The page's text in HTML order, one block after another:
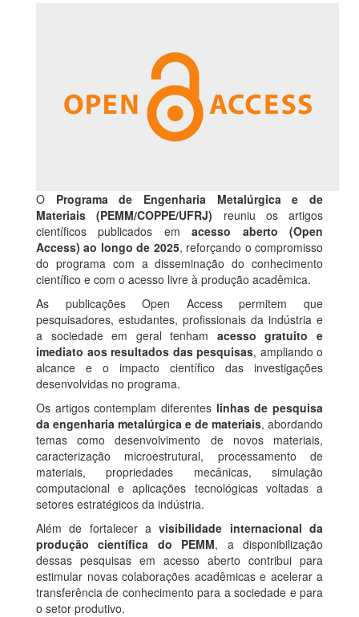
O Programa de Engenharia Metalúrgica e de
Materiais (PEMM/COPPE/UFRJ) reuniu os artigos
científicos publicados emacesso aberto (Open
Access) ao longo de 2025, reforçando o compromisso
do programa com a disseminação do conhecimento
científico e com o acesso livre à produção acadêmica.
As publicações Open Access permitem que
pesquisadores, estudantes, profissionais da indústria e
a sociedade em geral tenham acesso gratuito e
imediato aos resultados das pesquisas, ampliando o
alcance e o impacto científico das investigações
desenvolvidas no programa.
Os artigos contemplam diferentes linhas de pesquisa
da engenharia metalúrgica e de materiais, abordando
temas como desenvolvimento de novos materiais,
caracterização microestrutural, processamento de
materiais, propriedades mecânicas, simulação
computacional e aplicações tecnológicas voltadas a
setores estratégicos da indústria.
Além de fortalecer avisibilidade internacional da
produção científica do PEMM, a disponibilização
dessas pesquisas em acesso aberto contribui para
estimular novas colaborações acadêmicas e acelerar a
transferência de conhecimento para a sociedade e para
o setor produtivo.